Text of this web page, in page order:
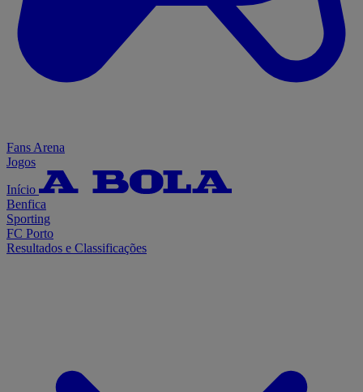
Fans Arena
Jogos
Início
Benfica
Sporting
FC Porto
Resultados e Classificações